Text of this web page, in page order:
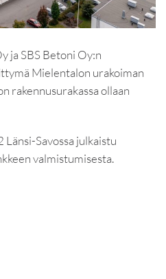
ja SBS Betoni Oy:n
Mielentalon urakoiman
rakennusurakassa ollaan
Savossa julkaistu
valmistumisesta.